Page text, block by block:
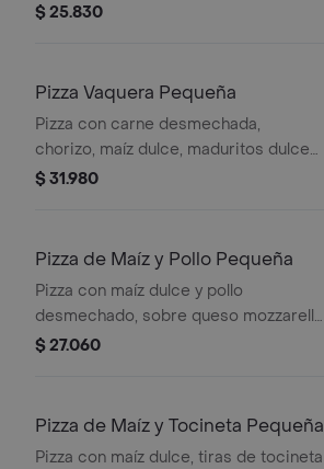
$ 25.830
Pizza Vaquera Pequeña
Pizza con carne desmechada,
chorizo, maíz dulce, maduritos dulces
y queso mozzarella.
$ 31.980
Pizza de Maíz y Pollo Pequeña
Pizza con maíz dulce y pollo
desmechado, sobre queso mozzarella
de la casa.
$ 27.060
Pizza de Maíz y Tocineta Pequeña
Pizza con maíz dulce, tiras de tocineta